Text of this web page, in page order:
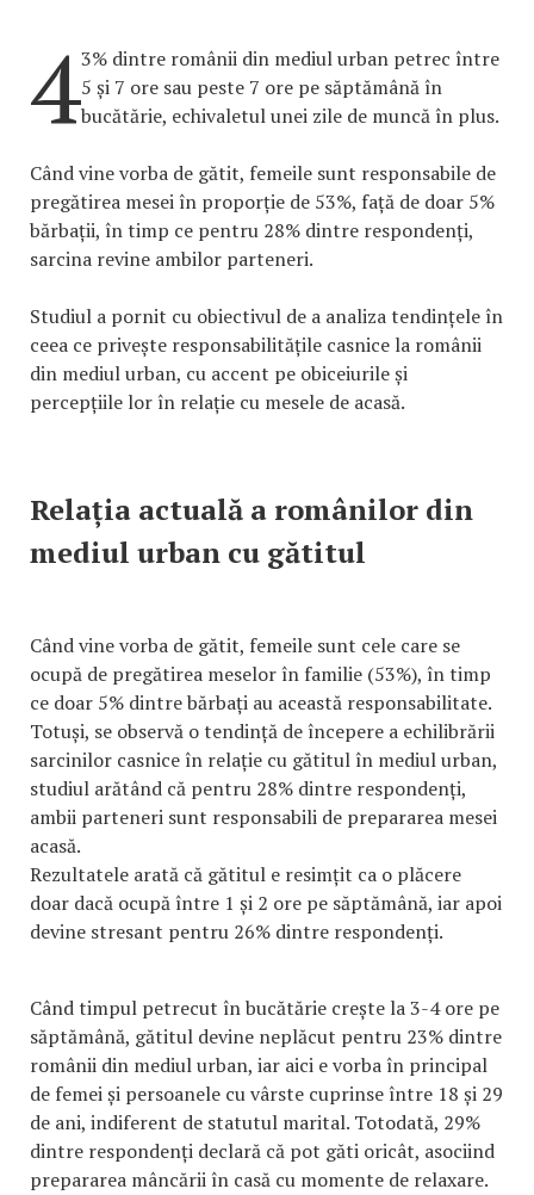
43% dintre românii din mediul urban petrec între
5 și 7 ore sau peste 7 ore pe săptămână în
bucătărie, echivaletul unei zile de muncă în plus.
Când vine vorba de gătit, femeile sunt responsabile de
pregătirea mesei în proporție de 53%, față de doar 5%
bărbații, în timp ce pentru 28% dintre respondenți,
sarcina revine ambilor parteneri.
Studiul a pornit cu obiectivul de a analiza tendințele în
ceea ce privește responsabilitățile casnice la românii
din mediul urban, cu accent pe obiceiurile și
percepțiile lor în relație cu mesele de acasă.
Relația actuală a românilor din
mediul urban cu gătitul
Când vine vorba de gătit, femeile sunt cele care se
ocupă de pregătirea meselor în familie (53%), în timp
ce doar 5% dintre bărbați au această responsabilitate.
Totuși, se observă o tendință de începere a echilibrării
sarcinilor casnice în relație cu gătitul în mediul urban,
studiul arătând că pentru 28% dintre respondenți,
ambii parteneri sunt responsabili de prepararea mesei
acasă.
Rezultatele arată că gătitul e resimțit ca o plăcere
doar dacă ocupă între 1 și 2 ore pe săptămână, iar apoi
devine stresant pentru 26% dintre respondenți.
Când timpul petrecut în bucătărie crește la 3-4 ore pe
săptămână, gătitul devine neplăcut pentru 23% dintre
românii din mediul urban, iar aici e vorba în principal
de femei și persoanele cu vârste cuprinse între 18 și 29
de ani, indiferent de statutul marital. Totodată, 29%
dintre respondenți declară că pot găti oricât, asociind
prepararea mâncării în casă cu momente de relaxare.